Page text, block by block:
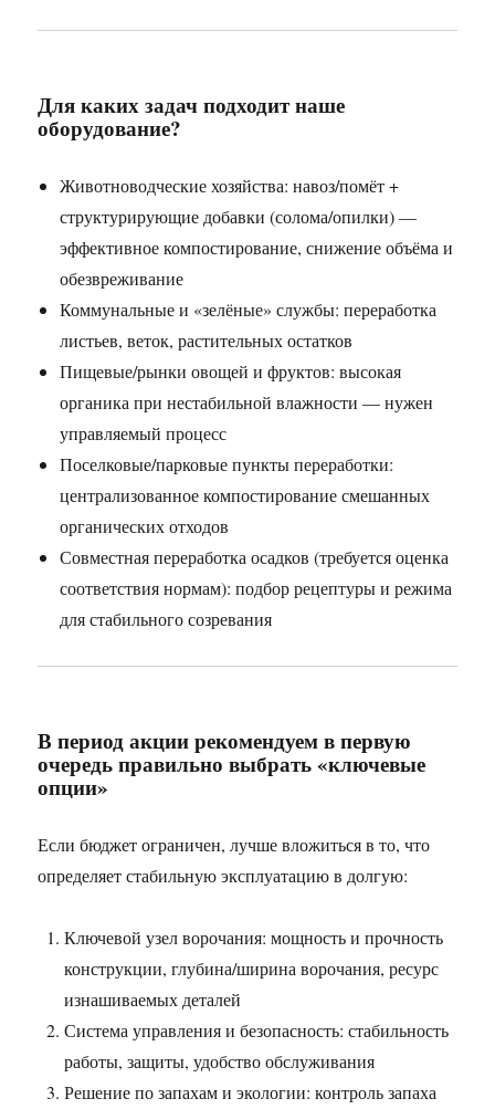
Для каких задач подходит наше
оборудование?
Животноводческие хозяйства: навоз/помёт +
структурирующие добавки (солома/опилки) —
эффективное компостирование, снижение объёма и
обезвреживание
Коммунальные и «зелёные» службы: переработка
листьев, веток, растительных остатков
Пищевые/рынки овощей и фруктов: высокая
органика при нестабильной влажности — нужен
управляемый процесс
Поселковые/парковые пункты переработки:
централизованное компостирование смешанных
органических отходов
Совместная переработка осадков (требуется оценка
соответствия нормам): подбор рецептуры и режима
для стабильного созревания
В период акции рекомендуем в первую
очередь правильно выбрать «ключевые
опции»
Если бюджет ограничен, лучше вложиться в то, что
определяет стабильную эксплуатацию в долгую:
Ключевой узел ворочания: мощность и прочность
конструкции, глубина/ширина ворочания, ресурс
изнашиваемых деталей
Система управления и безопасность: стабильность
работы, защиты, удобство обслуживания
Решение по запахам и экологии: контроль запаха